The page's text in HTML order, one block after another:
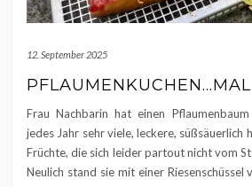
12. September 2025
Frau Nachbarin hat einen
jedes Jahr sehr viele, leckere, süßsäuerlich
Früchte, die sich leider partout nicht vom
Neulich stand sie mit einer Riesenschüssel